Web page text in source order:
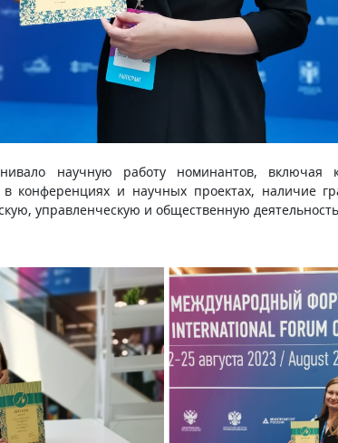
научную работу номинантов, включая
в конференциях и научных проектах, наличие
управленческую и общественную